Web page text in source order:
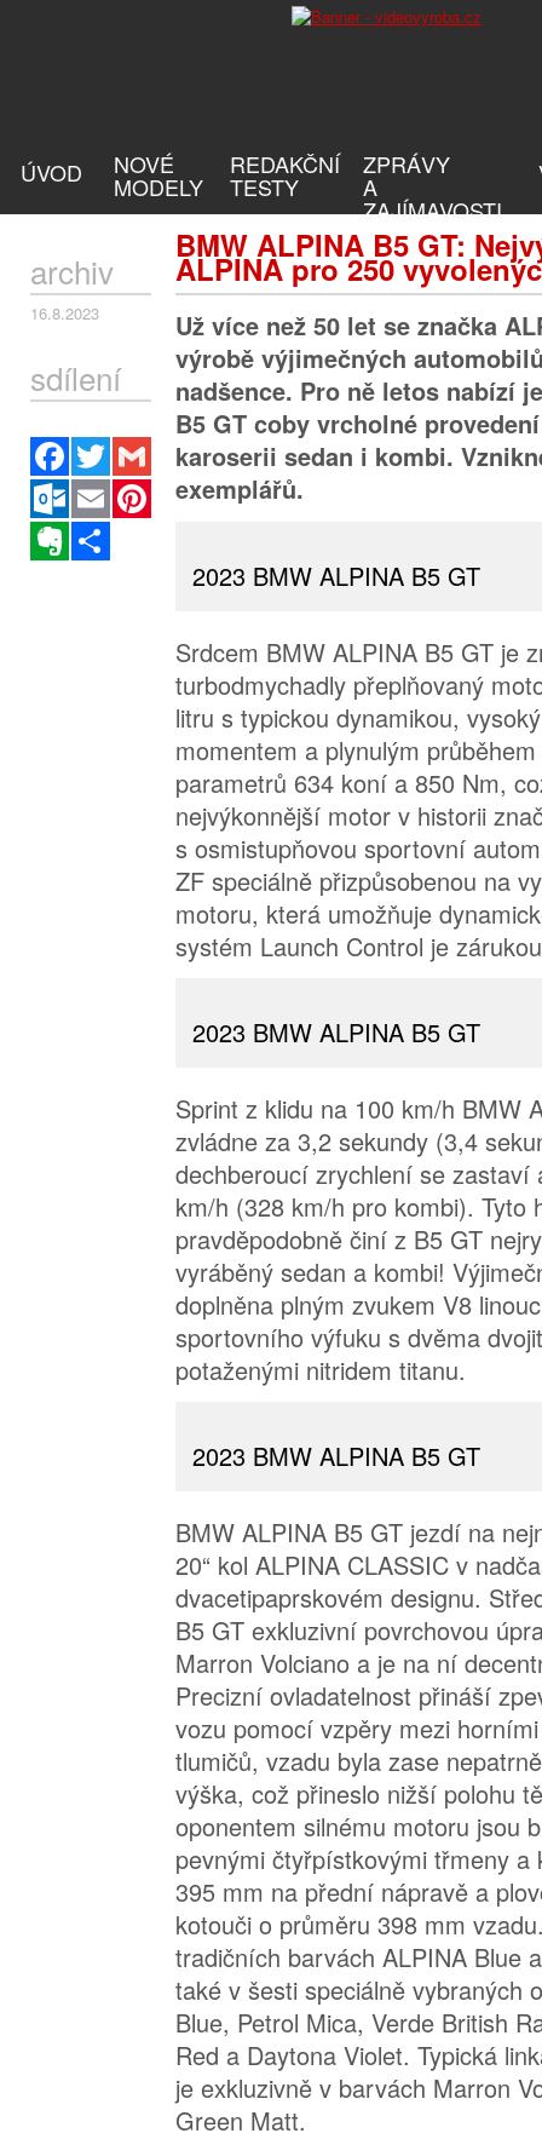
ÚVOD NOVÉ
MODELY
REDAKČNÍ
TESTY
ZPRÁVY
A
ZAJÍMAVOSTI
BMW ALPINA B5 GT:
ALPINA pro 250
archiv
16.8.2023
sdílení
Facebook
Twitter
Gmail
Outlook.com
Email
Pinterest
Evernote
Už více než 50 let se značka
výrobě výjimečných
nadšence. Pro ně letos nabízí
B5 GT coby vrcholné
karoserii sedan i kombi.
exemplářů.
2023 BMW ALPINA B5 GT
Srdcem BMW ALPINA B5 GT je
turbodmychadly přeplňovaný
litru s typickou dynamikou,
momentem a plynulým
parametrů 634 koní a 850 Nm,
nejvýkonnější motor v historii
s osmistupňovou sportovní
ZF speciálně přizpůsobenou na
motoru, která umožňuje
systém Launch Control je
2023 BMW ALPINA B5 GT
Sprint z klidu na 100 km/h BMW
zvládne za 3,2 sekundy (3,4
dechberoucí zrychlení se zastaví
km/h (328 km/h pro kombi). Tyto
pravděpodobně činí z B5 GT
vyráběný sedan a kombi!
doplněna plným zvukem V8
sportovního výfuku s dvěma
potaženými nitridem titanu.
2023 BMW ALPINA B5 GT
BMW ALPINA B5 GT jezdí na
20“ kol ALPINA CLASSIC v
dvacetipaprskovém designu.
B5 GT exkluzivní povrchovou
Marron Volciano a je na ní
Precizní ovladatelnost přináší
vozu pomocí vzpěry mezi
tlumičů, vzadu byla zase
výška, což přineslo nižší polohu
oponentem silnému motoru jsou
pevnými čtyřpístkovými třmeny a
395 mm na přední nápravě a
kotouči o průměru 398 mm
tradičních barvách ALPINA Blue
také v šesti speciálně vybraných
Blue, Petrol Mica, Verde British
Red a Daytona Violet. Typická
je exkluzivně v barvách Marron
Green Matt.